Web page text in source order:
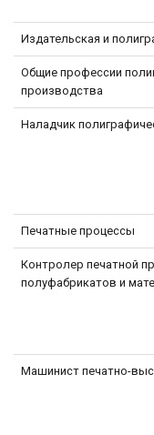
Издательская и
Общие профессии
производства
Наладчик
Печатные процессы
Контролер печатной
полуфабрикатов и
Машинист печатно-